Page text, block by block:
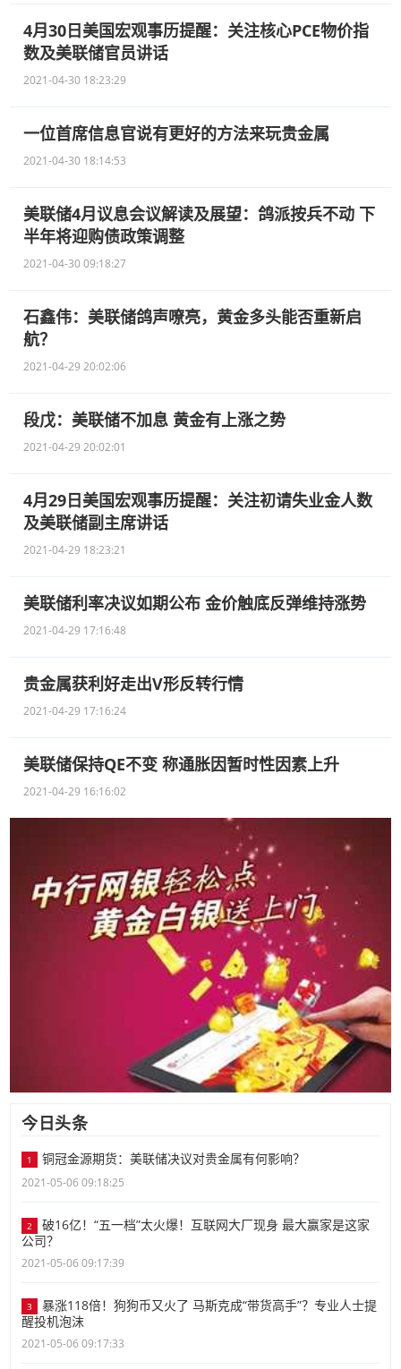
4月30日美国宏观事历提醒：关注核心PCE物价指
数及美联储官员讲话
2021-04-30 18:23:29
一位首席信息官说有更好的方法来玩贵金属
2021-04-30 18:14:53
美联储4月议息会议解读及展望：鸽派按兵不动 下
半年将迎购债政策调整
2021-04-30 09:18:27
石鑫伟：美联储鸽声嘹亮，黄金多头能否重新启
航？
2021-04-29 20:02:06
段戊：美联储不加息 黄金有上涨之势
2021-04-29 20:02:01
4月29日美国宏观事历提醒：关注初请失业金人数
及美联储副主席讲话
2021-04-29 18:23:21
美联储利率决议如期公布 金价触底反弹维持涨势
2021-04-29 17:16:48
贵金属获利好走出V形反转行情
2021-04-29 17:16:24
美联储保持QE不变 称通胀因暂时性因素上升
2021-04-29 16:16:02
今日头条
1 铜冠金源期货：美联储决议对贵金属有何影响？
2021-05-06 09:18:25
2
破16亿！“五一档”太火爆！互联网大厂现身 最大赢家是这家
公司？
2021-05-06 09:17:39
3
暴涨118倍！狗狗币又火了 马斯克成“带货高手”？专业人士提
醒投机泡沫
2021-05-06 09:17:33